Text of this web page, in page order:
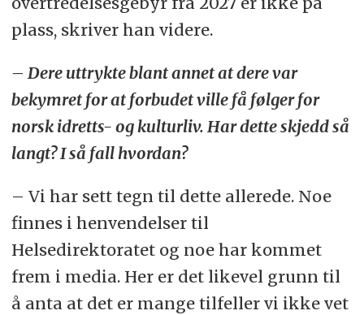
plass, skriver han videre.
– Dere uttrykte blant annet at dere var
bekymret for at forbudet ville få følger for
norsk idretts- og kulturliv. Har dette skjedd så
langt? I så fall hvordan?
– Vi har sett tegn til dette allerede. Noe
finnes i henvendelser til
Helsedirektoratet og noe har kommet
frem i media. Her er det likevel grunn til
å anta at det er mange tilfeller vi ikke vet